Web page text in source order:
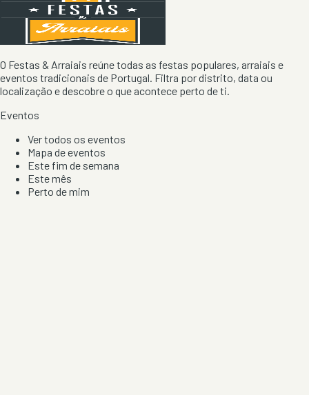
O Festas & Arraiais reúne todas as festas populares, arraiais e
eventos tradicionais de Portugal. Filtra por distrito, data ou
localização e descobre o que acontece perto de ti.
Eventos
Ver todos os eventos
Mapa de eventos
Este fim de semana
Este mês
Perto de mim